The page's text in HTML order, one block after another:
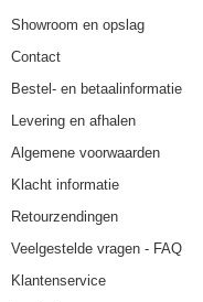
Showroom en opslag
Contact
Bestel- en betaalinformatie
Levering en afhalen
Algemene voorwaarden
Klacht informatie
Retourzendingen
Veelgestelde vragen - FAQ
Klantenservice